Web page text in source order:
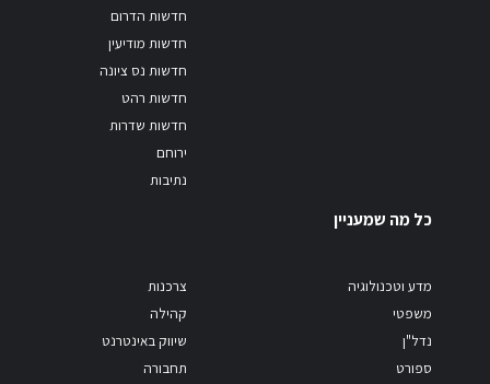
חדשות הדרום
חדשות מודיעין
חדשות נס ציונה
חדשות רהט
חדשות שדרות
ירוחם
נתיבות
כל מה שמעניין
מדע וטכנולוגיה
משפטי
נדל"ן
ספורט
צרכנות
קהילה
שיווק באינטרנט
תחבורה